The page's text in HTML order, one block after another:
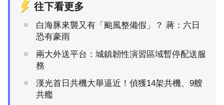
往下看更多
白海豚來襲又有「颱風整備假」？ 蔣：六日
恐有豪雨
兩大外送平台：城鎮韌性演習區域暫停配送服
務
漢光首日共機大舉逼近！偵獲14架共機、9艘
共艦